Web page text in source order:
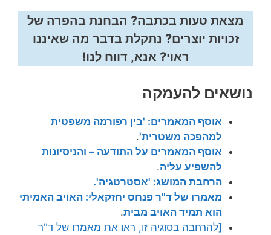
מצאת טעות בכתבה? הבחנת בהפרה של
זכויות יוצרים? נתקלת בדבר מה שאיננו
ראוי? אנא, דווח לנו!
נושאים להעמקה
אוסף המאמרים: 'בין רפורמה משפטית
למהפכה משטרית'.
אוסף המאמרים על התודעה – והניסיונות
להשפיע עליה.
הרחבת המושג: 'אסטרטגיה'.
מאמרו של ד"ר פנחס יחזקאלי: האויב האמיתי
הוא תמיד האויב מבית.
[להרחבה בסוגיה זו, ראו את מאמרו של ד"ר